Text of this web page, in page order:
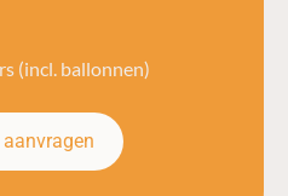
(incl. ballonnen)